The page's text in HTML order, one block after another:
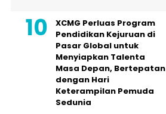
XCMG Perluas Program
Pendidikan Kejuruan di
Pasar Global untuk
Menyiapkan Talenta
Masa Depan, Bertepatan
dengan Hari
Keterampilan Pemuda
Sedunia